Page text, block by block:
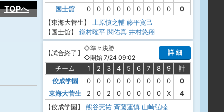
TOPへ
国士舘
0 0 0 0 0 0 0 0 0
0
【東海大菅生】
上原慎之輔 藤平寛己
【国士舘】
鎌村曜平 関佑真 井村悠翔
【試合終了】
◇準々決勝
◇開始 7/24 09:02
詳 細
チーム 1 2 3 4 5 6 7 8 9
計
佼成学園
0 0 0 0 0 0 0 0 0
0
東海大菅生
2 0 2 0 0 0 0 0 X
4
【佼成学園】
熊谷憲祐 斉藤蓮慎 山崎弘睦